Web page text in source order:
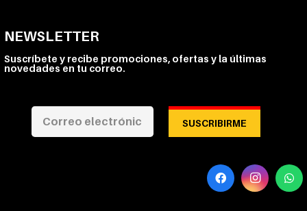
NEWSLETTER
Suscríbete y recibe promociones, ofertas y la últimas
novedades en tu correo.
SUSCRIBIRME